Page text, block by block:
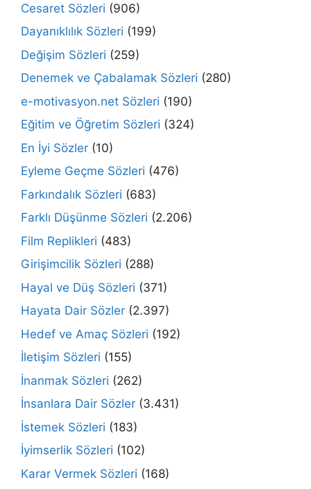
Cesaret Sözleri (906)
Dayanıklılık Sözleri (199)
Değişim Sözleri (259)
Denemek ve Çabalamak Sözleri (280)
e-motivasyon.net Sözleri (190)
Eğitim ve Öğretim Sözleri (324)
En İyi Sözler (10)
Eyleme Geçme Sözleri (476)
Farkındalık Sözleri (683)
Farklı Düşünme Sözleri (2.206)
Film Replikleri (483)
Girişimcilik Sözleri (288)
Hayal ve Düş Sözleri (371)
Hayata Dair Sözler (2.397)
Hedef ve Amaç Sözleri (192)
İletişim Sözleri (155)
İnanmak Sözleri (262)
İnsanlara Dair Sözler (3.431)
İstemek Sözleri (183)
İyimserlik Sözleri (102)
Karar Vermek Sözleri (168)